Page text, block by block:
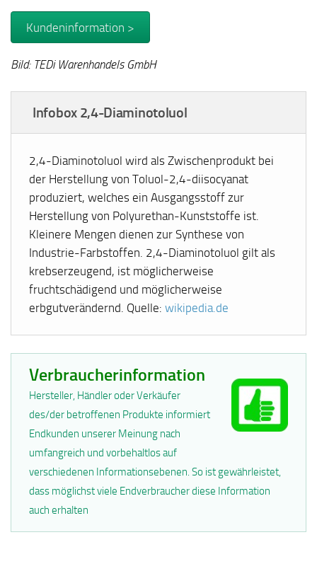
Kundeninformation >
Bild: TEDi Warenhandels GmbH
Infobox 2,4-Diaminotoluol
2,4-Diaminotoluol wird als Zwischenprodukt bei
der Herstellung von Toluol-2,4-diisocyanat
produziert, welches ein Ausgangsstoff zur
Herstellung von Polyurethan-Kunststoffe ist.
Kleinere Mengen dienen zur Synthese von
Industrie-Farbstoffen. 2,4-Diaminotoluol gilt als
krebserzeugend, ist möglicherweise
fruchtschädigend und möglicherweise
erbgutverändernd. Quelle:wikipedia.de
Verbraucherinformation
Hersteller, Händler oder Verkäufer
des/der betroffenen Produkte informiert
Endkunden unserer Meinung nach
umfangreich und vorbehaltlos auf
verschiedenen Informationsebenen. So ist gewährleistet,
dass möglichst viele Endverbraucher diese Information
auch erhalten